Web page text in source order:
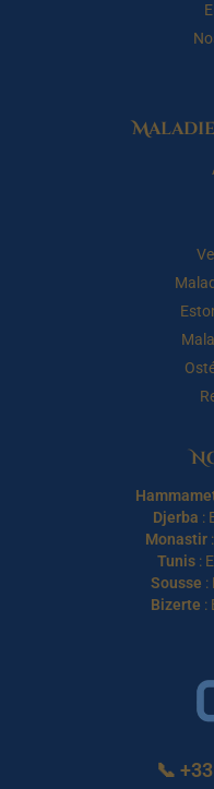
Djerba :
Monastir:
Tunis:
Sousse :
Bizerte :
📞